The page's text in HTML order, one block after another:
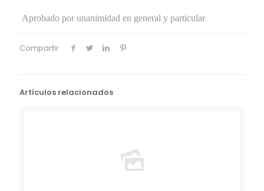
Aprobado por unanimidad en general y particular
Compartir
Artículos relacionados